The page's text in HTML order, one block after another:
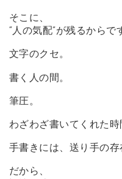
そこに、
“人の気配”が残るからで
文字のクセ。
書く人の間。
筆圧。
わざわざ書いてくれた時
手書きには、送り手の存
だから、